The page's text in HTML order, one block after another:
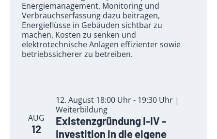
Energiemanagement, Monitoring und
Verbrauchserfassung dazu beitragen,
Energieflüsse in Gebäuden sichtbar zu
machen, Kosten zu senken und
elektrotechnische Anlagen effizienter sowie
betriebssicherer zu betreiben.
AUG
12
12. August 18:00 Uhr - 19:30 Uhr |
Weiterbildung
Existenzgründung I-IV -
Investition in die eigene